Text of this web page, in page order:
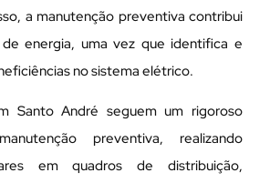
a manutenção preventiva contribui
energia, uma vez que identifica e
no sistema elétrico.
Santo André seguem um rigoroso
preventiva, realizando
em quadros de distribuição,